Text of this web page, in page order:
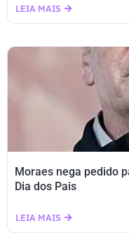
LEIA MAIS
Moraes nega pedido
Dia dos Pais
LEIA MAIS